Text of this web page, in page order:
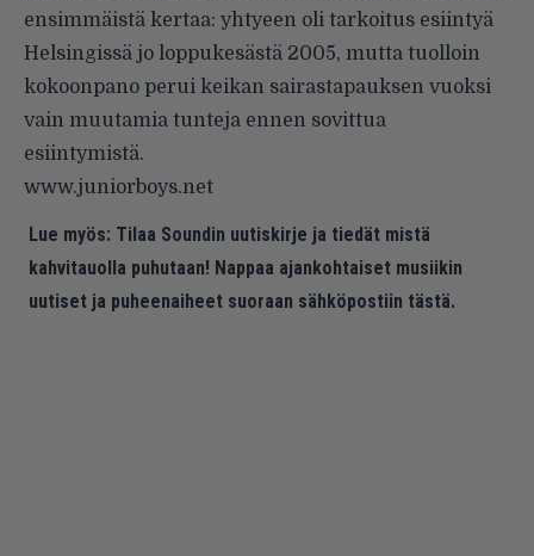
ensimmäistä kertaa: yhtyeen oli tarkoitus esiintyä
Helsingissä jo loppukesästä 2005, mutta tuolloin
kokoonpano perui keikan sairastapauksen vuoksi
vain muutamia tunteja ennen sovittua
esiintymistä.
www.juniorboys.net
Lue myös: Tilaa Soundin uutiskirje ja tiedät mistä
kahvitauolla puhutaan! Nappaa ajankohtaiset musiikin
uutiset ja puheenaiheet suoraan sähköpostiin tästä.